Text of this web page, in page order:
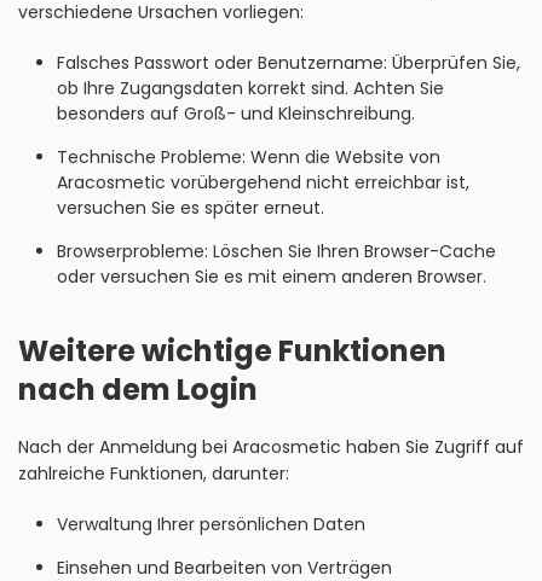
verschiedene Ursachen vorliegen:
Falsches Passwort oder Benutzername: Überprüfen Sie,
ob Ihre Zugangsdaten korrekt sind. Achten Sie
besonders auf Groß- und Kleinschreibung.
Technische Probleme: Wenn die Website von
Aracosmetic vorübergehend nicht erreichbar ist,
versuchen Sie es später erneut.
Browserprobleme: Löschen Sie Ihren Browser-Cache
oder versuchen Sie es mit einem anderen Browser.
Weitere wichtige Funktionen
nach dem Login
Nach der Anmeldung bei Aracosmetic haben Sie Zugriff auf
zahlreiche Funktionen, darunter:
Verwaltung Ihrer persönlichen Daten
Einsehen und Bearbeiten von Verträgen